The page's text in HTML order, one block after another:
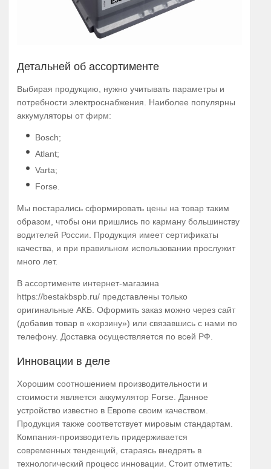
Детальней об ассортименте
Выбирая продукцию, нужно учитывать параметры и
потребности электроснабжения. Наиболее популярны
аккумуляторы от фирм:
Bosch;
Atlant;
Varta;
Forse.
Мы постарались сформировать цены на товар таким
образом, чтобы они пришлись по карману большинству
водителей России. Продукция имеет сертификаты
качества, и при правильном использовании прослужит
много лет.
В ассортименте интернет-магазина
https://bestakbspb.ru/ представлены только
оригинальные АКБ. Оформить заказ можно через сайт
(добавив товар в «корзину») или связавшись с нами по
телефону. Доставка осуществляется по всей РФ.
Инновации в деле
Хорошим соотношением производительности и
стоимости является аккумулятор Forse. Данное
устройство известно в Европе своим качеством.
Продукция также соответствует мировым стандартам.
Компания-производитель придерживается
современных тенденций, стараясь внедрять в
технологический процесс инновации. Стоит отметить: